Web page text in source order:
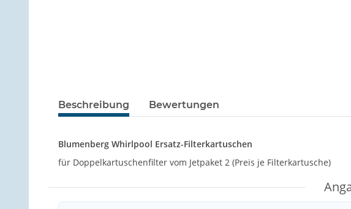
Beschreibung Bewertungen
Blumenberg Whirlpool Ersatz-Filterkartuschen
für Doppelkartuschenfilter vom Jetpaket 2 (Preis je Filterkartusche)